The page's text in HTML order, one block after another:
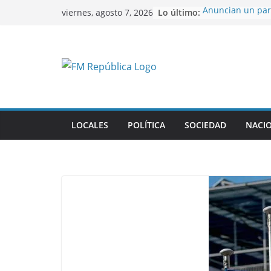
viernes, agosto 7, 2026 Lo último: Anuncian un
El mal
El Senado
de la
que retirar un
Milei en
LOCALES POLÍTICA SOCIEDAD